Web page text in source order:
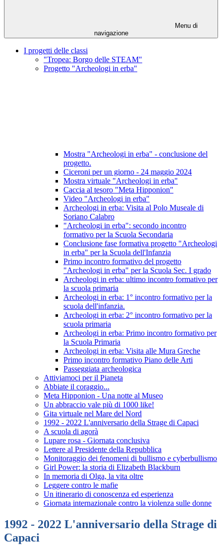
Menu di
navigazione
I progetti delle classi
"Tropea: Borgo delle STEAM"
Progetto "Archeologi in erba"
Mostra "Archeologi in erba" - conclusione del
progetto.
Ciceroni per un giorno - 24 maggio 2024
Mostra virtuale "Archeologi in erba"
Caccia al tesoro "Meta Hipponion"
Video "Archeologi in erba"
Archeologi in erba: Visita al Polo Museale di
Soriano Calabro
"Archeologi in erba": secondo incontro
formativo per la Scuola Secondaria
Conclusione fase formativa progetto "Archeologi
in erba" per la Scuola dell'Infanzia
Primo incontro formativo del progetto
"Archeologi in erba" per la Scuola Sec. I grado
Archeologi in erba: ultimo incontro formativo per
la scuola primaria
Archeologi in erba: 1° incontro formativo per la
scuola dell'infanzia.
Archeologi in erba: 2° incontro formativo per la
scuola primaria
Archeologi in erba: Primo incontro formativo per
la Scuola Primaria
Archeologi in erba: Visita alle Mura Greche
Primo incontro formativo Piano delle Arti
Passeggiata archeologica
Attiviamoci per il Pianeta
Abbiate il coraggio...
Meta Hipponion - Una notte al Museo
Un abbraccio vale più di 1000 like!
Gita virtuale nel Mare del Nord
1992 - 2022 L'anniversario della Strage di Capaci
A scuola di agorà
Lupare rosa - Giornata conclusiva
Lettere al Presidente della Repubblica
Monitoraggio dei fenomeni di bullismo e cyberbullismo
Girl Power: la storia di Elizabeth Blackburn
In memoria di Olga, la vita oltre
Leggere contro le mafie
Un itinerario di conoscenza ed esperienza
Giornata internazionale contro la violenza sulle donne
1992 - 2022 L'anniversario della Strage di
Capaci